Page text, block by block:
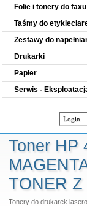
Folie i tonery do faxu
Taśmy do
Zestawy do
Drukarki
Papier
Serwis -
Toner HP
TONER Z
Tonery do drukarek